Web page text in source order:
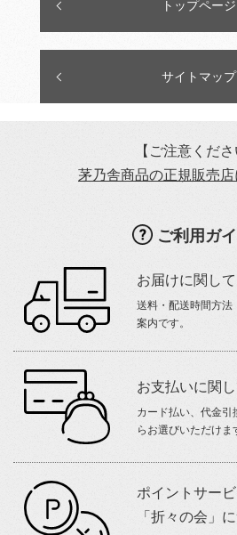
トップページ
サイトマップ
【ご注意くださ
茅乃舎商品の正規販売
ご利用ガ
お届けに関して
送料・配送時間方法
案内です。
お支払いに関
カード払い、代金
らお選びいただけま
ポイントサー
「折々の会」